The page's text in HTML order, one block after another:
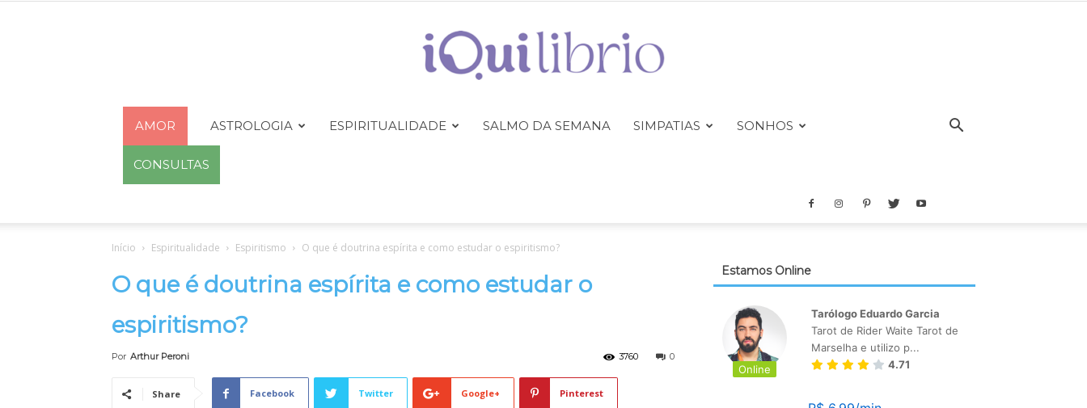
iQuilibrio
AMOR ASTROLOGIA ESPIRITUALIDADE SALMO DA SEMANA SIMPATIAS SONHOS
CONSULTAS
Início Espiritualidade Espiritismo O que é doutrina espírita e como estudar o espiritismo?
O que é doutrina espírita e como estudar o
espiritismo?
Por Arthur Peroni 0
3760
Share Facebook Twitter Google+ Pinterest
Estamos Online